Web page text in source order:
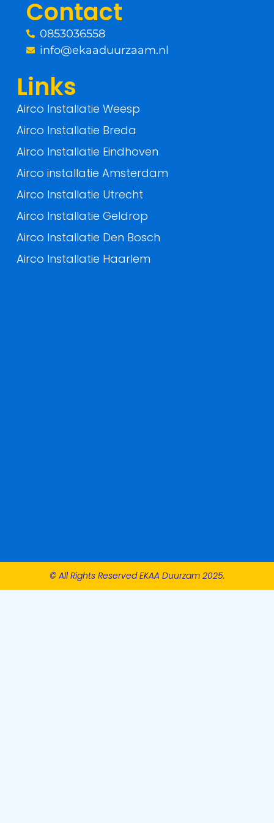
k
-
Contact
0853036558
info@ekaaduurzaam.nl
Links
Airco Installatie Weesp
Airco Installatie Breda
Airco Installatie Eindhoven
Airco installatie Amsterdam
Airco Installatie Utrecht
Airco Installatie Geldrop
Airco Installatie Den Bosch
Airco Installatie Haarlem
© All Rights Reserved EKAA Duurzam 2025.